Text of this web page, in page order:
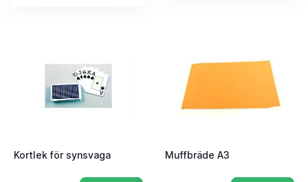
Kortlek för synsvaga Muffbräde A3